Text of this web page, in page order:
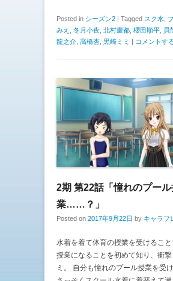
Posted in シーズン2 Tagged スク水
みえ
冬月小夜 北村慶都 櫻田順平 貝
龍之介 高橋杏 黒崎ミミ コメントす
2期 第22話「憧れのプール
業……？」
Posted on 2017年9月22日 by キャラフ
水着を着て体育の授業を受けるこ
授業になることを初めて知り、衝撃
ミ。 自分も憧れのプール授業を受け